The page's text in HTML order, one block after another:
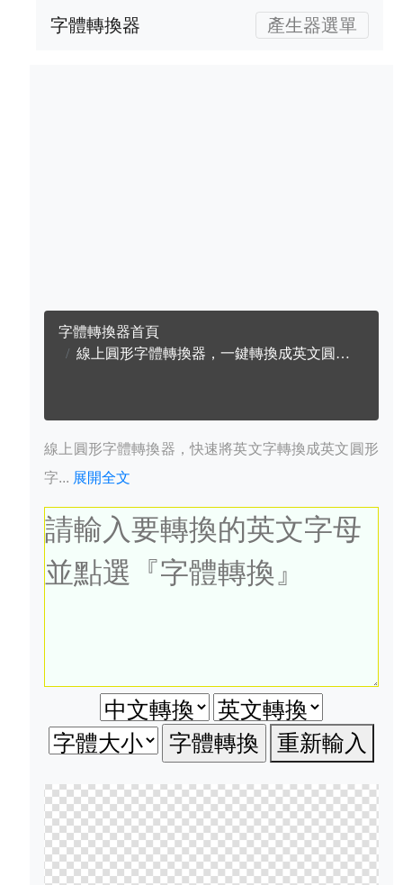
字體轉換器 產生器選單
字體轉換器首頁
線上圓形字體轉換器，一鍵轉換成英文圓形字體
線上圓形字體轉換器，快速將英文字轉換成英文圓形
字... 展開全文
重新輸入